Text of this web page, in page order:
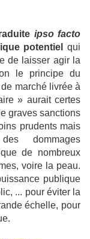
ipso facto
potentiel
qui
de laisser agir la
le principe du
marché livrée à
» aurait certes
graves sanctions
prudents mais
dommages
de nombreux
voire la peau.
publique
... pour éviter la
échelle, pour